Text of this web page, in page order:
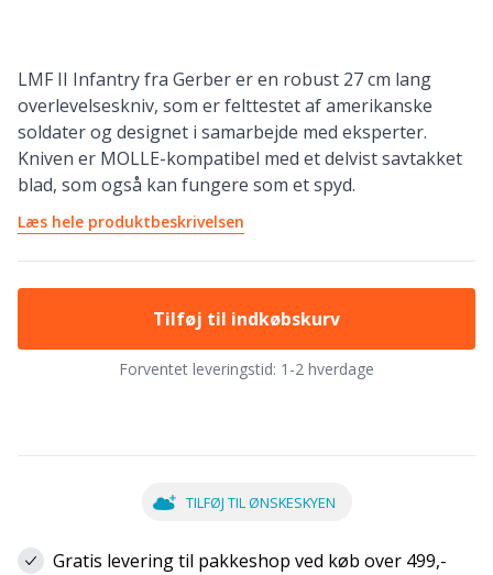
LMF II Infantry fra Gerber er en robust 27 cm lang
overlevelseskniv, som er felttestet af amerikanske
soldater og designet i samarbejde med eksperter.
Kniven er MOLLE-kompatibel med et delvist savtakket
blad, som også kan fungere som et spyd.
Læs hele produktbeskrivelsen
Tilføj til indkøbskurv
Forventet leveringstid: 1-2 hverdage
TILFØJ TIL ØNSKESKYEN
Gratis levering til pakkeshop ved køb over 499,-